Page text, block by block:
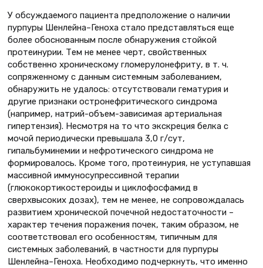
У обсуждаемого пациента предположение о наличии
пурпуры Шенлейна–Геноха стало представляться еще
более обоснованным после обнаружения стойкой
протеинурии. Тем не менее черт, свойственных
собственно хроническому гломерулонефриту, в т. ч.
сопряженному с данным системным заболеванием,
обнаружить не удалось: отсутствовали гематурия и
другие признаки остронефритического синдрома
(например, натрий-объем-зависимая артериальная
гипертензия). Несмотря на то что экскреция белка с
мочой периодически превышала 3,0 г/сут,
гипальбуминемии и нефротического синдрома не
формировалось. Кроме того, протеинурия, не уступавшая
массивной иммуносупрессивной терапии
(глюкокортикостероиды и циклофосфамид в
сверхвысоких дозах), тем не менее, не сопровождалась
развитием хронической почечной недостаточности –
характер течения поражения почек, таким образом, не
соответствовал его особенностям, типичным для
системных заболеваний, в частности для пурпуры
Шенлейна–Геноха. Необходимо подчеркнуть, что именно